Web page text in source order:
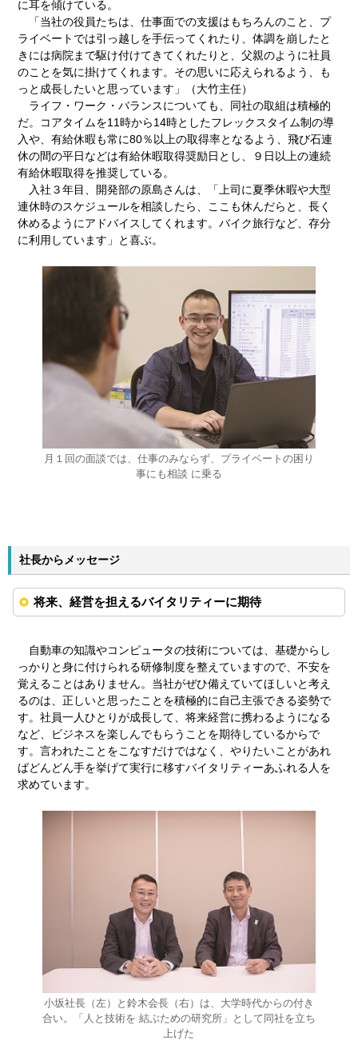
に耳を傾けている。
「当社の役員たちは、仕事面での支援はもちろんのこと、プ
ライベートでは引っ越しを手伝ってくれたり、体調を崩したと
きには病院まで駆け付けてきてくれたりと、父親のように社員
のことを気に掛けてくれます。その思いに応えられるよう、も
っと成長したいと思っています」（大竹主任）
ライフ・ワーク・バランスについても、同社の取組は積極的
だ。コアタイムを11時から14時としたフレックスタイム制の導
入や、有給休暇も常に80％以上の取得率となるよう、飛び石連
休の間の平日などは有給休暇取得奨励日とし、９日以上の連続
有給休暇取得を推奨している。
入社３年目、開発部の原島さんは、「上司に夏季休暇や大型
連休時のスケジュールを相談したら、ここも休んだらと、長く
休めるようにアドバイスしてくれます。バイク旅行など、存分
に利用しています」と喜ぶ。
月１回の面談では、仕事のみならず、プライベートの困り
事にも相談 に乗る
社長からメッセージ
将来、経営を担えるバイタリティーに期待
自動車の知識やコンピュータの技術については、基礎からし
っかりと身に付けられる研修制度を整えていますので、不安を
覚えることはありません。当社がぜひ備えていてほしいと考え
るのは、正しいと思ったことを積極的に自己主張できる姿勢で
す。社員一人ひとりが成長して、将来経営に携わるようになる
など、ビジネスを楽しんでもらうことを期待しているからで
す。言われたことをこなすだけではなく、やりたいことがあれ
ばどんどん手を挙げて実行に移すバイタリティーあふれる人を
求めています。
小坂社長（左）と鈴木会長（右）は、大学時代からの付き
合い。「人と技術を 結ぶための研究所」として同社を立ち
上げた